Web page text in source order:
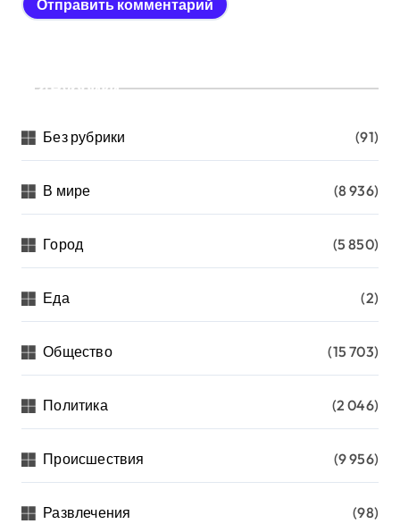
Рубрики
Без рубрики (91)
В мире (8 936)
Город (5 850)
Еда (2)
Общество (15 703)
Политика (2 046)
Происшествия (9 956)
Развлечения (98)